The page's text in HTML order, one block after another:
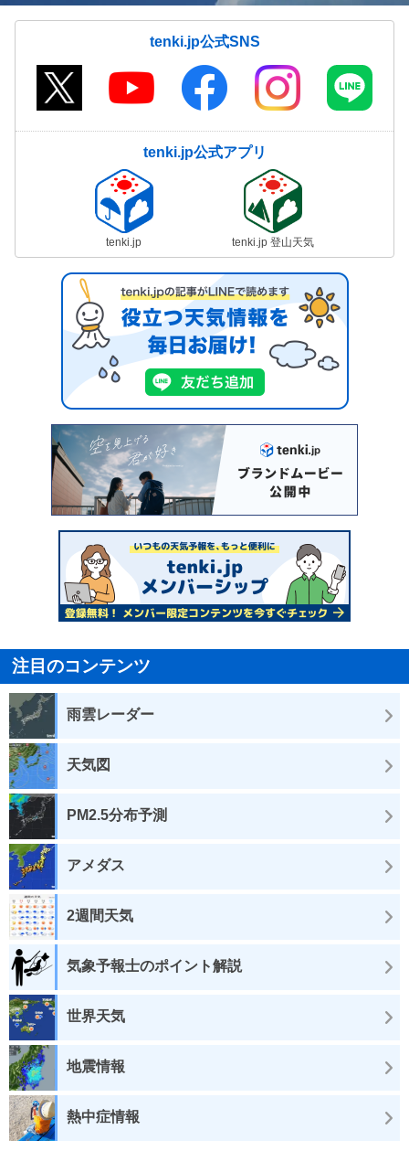
tenki.jp公式SNS
tenki.jp公式アプリ
tenki.jp tenki.jp 登山天気
注目のコンテンツ
雨雲レーダー
天気図
PM2.5分布予測
アメダス
2週間天気
気象予報士のポイント解説
世界天気
地震情報
熱中症情報